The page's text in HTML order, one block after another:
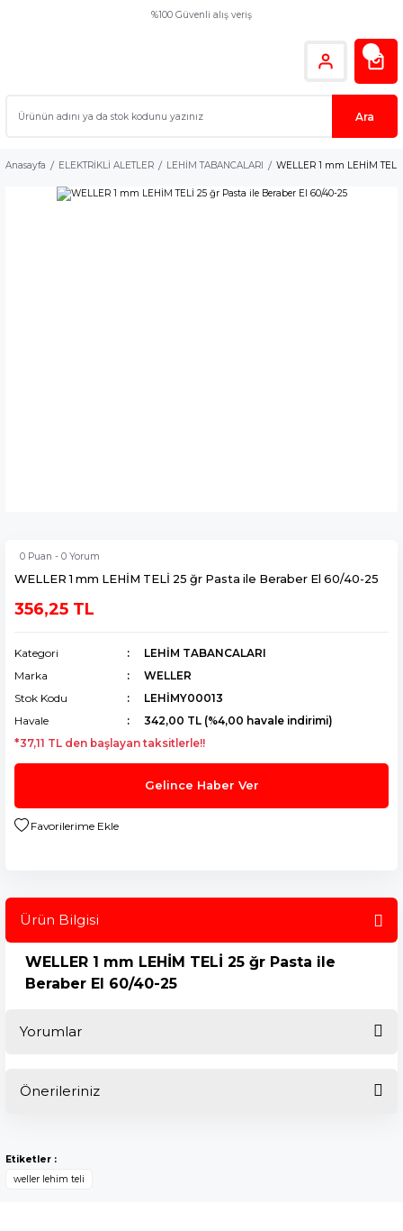
%100 Güvenli alış veriş
Ara
Anasayfa ELEKTRİKLİ ALETLER LEHİM TABANCALARI WELLER 1 mm LEHİM TELİ
0 Puan - 0 Yorum
WELLER 1 mm LEHİM TELİ 25 ğr Pasta ile Beraber El 60/40-25
356,25 TL
Kategori
LEHİM TABANCALARI
Marka
WELLER
Stok Kodu
LEHİMY00013
Havale
342,00 TL (%4,00 havale indirimi)
*37,11 TL den başlayan taksitlerle!!
Gelince Haber Ver
Ürün Bilgisi
WELLER 1 mm LEHİM TELİ 25 ğr Pasta ile
Beraber El 60/40-25
Yorumlar
Önerileriniz
kullanarak tarafımıza iletebilirsiniz.
Görüş ve önerileriniz için teşekkür ederiz.
Etiketler :
weller lehim teli